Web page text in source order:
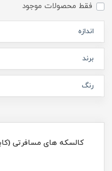
فقط محصولات موجود
اندازه
برند
رنگ
کالسکه های مسافرتی